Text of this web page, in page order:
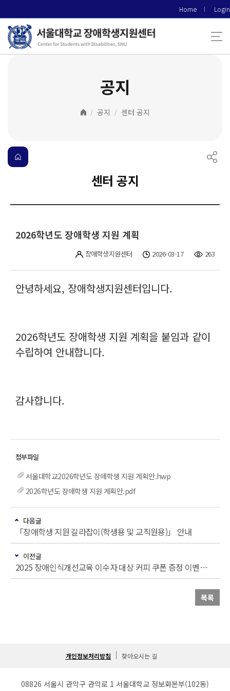
로
메
Home Login
공지
공지 센터 공지
센터 공지
2026학년도 장애학생 지원 계획
장애학생지원센터 2026-03-17 263
안녕하세요, 장애학생지원센터입니다.
2026학년도 장애학생 지원 계획을 붙임과 같이
수립하여 안내합니다.
감사합니다.
서울대학교2026학년도 장애학생 지원 계획안.hwp
2026학년도 장애학생 지원 계획안.pdf
다음글
「장애학생 지원 길라잡이(학생용 및 교직원용)」 안내
이전글
2025 장애인식개선교육 이수자 대상 커피 쿠폰 증정 이벤트 안내
목록
개인정보처리방침 찾아오시는 길
08826 서울시 관악구 관악로 1 서울대학교 정보화본부(102동)